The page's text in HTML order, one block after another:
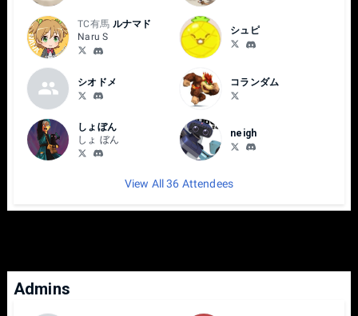
・ポート（ファイター選択画面の枠の位置）や座席に希望
がある場合、選手同士で決定方法を協議してください。
・配信台で試合をする場合、ポートや座席を指示されるこ
とがあります。
【ヘッドホンなどのオーディオ機器取り付けについて 】
・各対戦台にヘッドホン等が接続できるスピーカーを設置
しております。形状はステレオミニプラグ（3.5mm）で
す。様々な音が流れるため気になる方はお持ち込みくださ
ざいます。ご了承ください。
TC有馬 ルナマド
Naru S
シュピ
シオドメ コランダム
しょぼん
しょ ぼん
neigh
View All 36 Attendees
Admins